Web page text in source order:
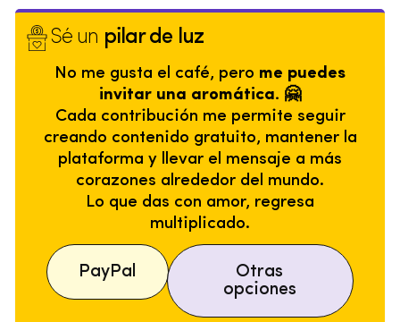
Sé un pilar de luz
No me gusta el café, pero me puedes
invitar una aromática. 🤗
Cada contribución me permite seguir
creando contenido gratuito, mantener la
plataforma y llevar el mensaje a más
corazones alrededor del mundo.
Lo que das con amor, regresa
multiplicado.
PayPal
Otras
opciones